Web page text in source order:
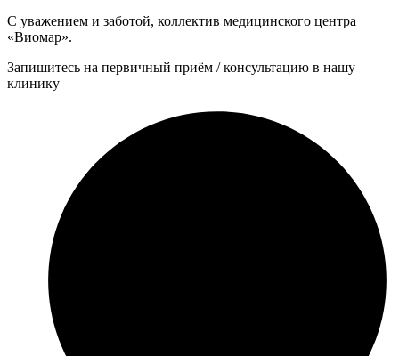
С уважением и заботой, коллектив медицинского центра
«Виомар».
Запишитесь на первичный приём / консультацию в нашу
клинику